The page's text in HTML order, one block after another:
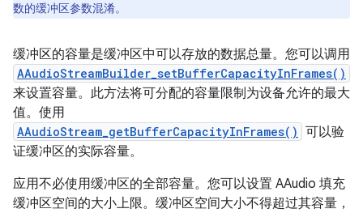
数的缓冲区参数混淆。
缓冲区的容量是缓冲区中可以存放的数据总量。 您可以调用
AAudioStreamBuilder_setBufferCapacityInFrames()
来设置容量。此方法将可分配的容量限制为设备允许的最大
值。使用
AAudioStream_getBufferCapacityInFrames() 可以验
证缓冲区的实际容量。
应用不必使用缓冲区的全部容量。您可以设置 AAudio 填充
缓冲区空间的大小上限。 缓冲区空间大小不得超过其容量，